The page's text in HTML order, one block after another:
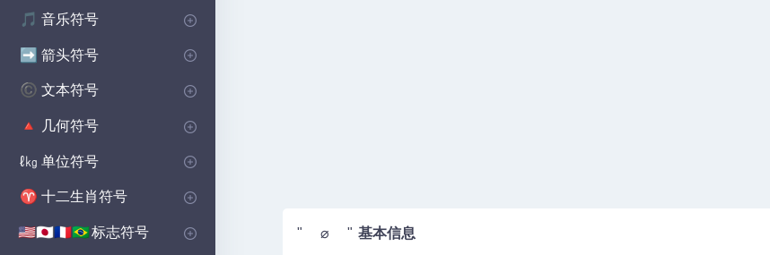
" ⌀ " 基本信息
: 标点符号
⚜ 装饰符号
• 点符号
☮️ 王子符号
⚔️ 狂战士符号
⚔️ 维京符号
🔨 焊接符号
🏫 学校符号
⭐ 星球大战符号
ॐ 印度符号
☯️ 异教符号
🎵 音乐符号
♩ 注释符号
♯ CLEFS符号
🎵 音乐休息符号
🎼 重复音乐符号
➡️ 箭头符号
➡️ 方向箭头
↓ 向下箭头符号
→ 右箭头符号
↑ 向上箭头符号
^ 商店箭头符号
©️ 文本符号
©️ 版权符号
♀ 女性符号
❤️ 美学符号
♂ 男性符号
🦇 蝙蝠侠符号
Ⓐ 无政府状态符号
✝️ 交叉符号
¶ 段落符号
🚗 汽车符号
🧩 自闭症符号
☘️ 凯尔特人符号
🍽️ 洗碗机符号
🔮 哈利·波特符号
🔨 北欧符号
🐉 保护符号
🔺 几何符号
🔺 基本形状符号
⬟ 多边形符号
■ 坚实的图形符号
ℓ㎏ 单位符号
📏 音量单位符号
μ 微单元符号
♈ 十二生肖符号
♈ 西部十二生肖符号
🇺🇸🇯🇵🇫🇷🇧🇷标志符号